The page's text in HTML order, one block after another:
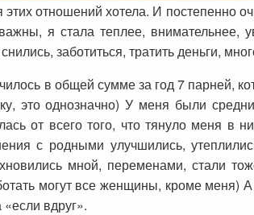
этих отношений хотела. И
я стала теплее, внимательнее,
заботиться, тратить деньги,
в общей сумме за год 7 парней,
это однозначно) У меня были
от всего того, что тянуло
с родными улучшились,
мной, переменами, стали
могут все женщины, кроме меня)
вдруг».